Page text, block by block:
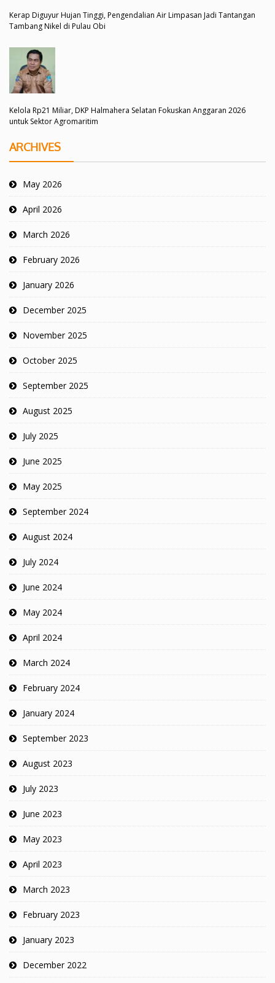
Kerap Diguyur Hujan Tinggi, Pengendalian Air Limpasan Jadi Tantangan
Tambang Nikel di Pulau Obi
Kelola Rp21 Miliar, DKP Halmahera Selatan Fokuskan Anggaran 2026
untuk Sektor Agromaritim
ARCHIVES
May 2026
April 2026
March 2026
February 2026
January 2026
December 2025
November 2025
October 2025
September 2025
August 2025
July 2025
June 2025
May 2025
September 2024
August 2024
July 2024
June 2024
May 2024
April 2024
March 2024
February 2024
January 2024
September 2023
August 2023
July 2023
June 2023
May 2023
April 2023
March 2023
February 2023
January 2023
December 2022